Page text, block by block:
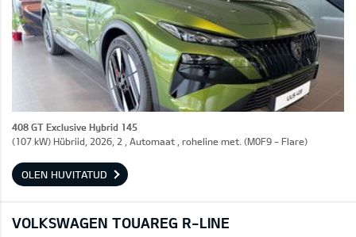
408 GT Exclusive Hybrid 145
(107 kW) Hübriid, 2026, 2 , Automaat , roheline met. (M0F9 - Flare)
OLEN HUVITATUD
VOLKSWAGEN TOUAREG R-LINE